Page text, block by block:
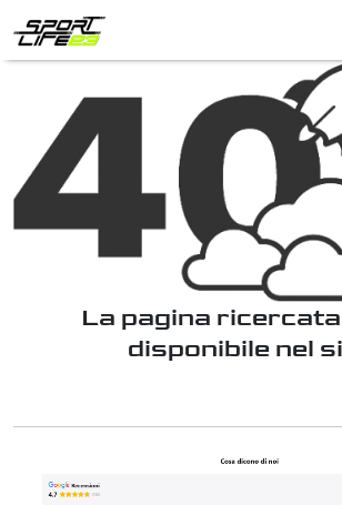
La pagina ricercata
disponibile nel